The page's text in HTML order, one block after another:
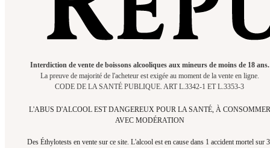
Interdiction de vente de boissons alcooliques aux mineurs de moins de 18 ans.
La preuve de majorité de l'acheteur est exigée au moment de la vente en ligne.
CODE DE LA SANTÉ PUBLIQUE. ART L.3342-1 ET L.3353-3
L'ABUS D'ALCOOL EST DANGEREUX POUR LA SANTÉ, À CONSOMMER
AVEC MODÉRATION
Des Éthylotests en vente sur ce site. L'alcool est en cause dans 1 accident mortel sur